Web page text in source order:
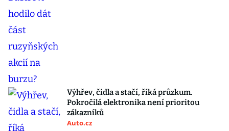
Výhřev, čidla a stačí, říká průzkum.
Pokročilá elektronika není prioritou
zákazníků
Auto.cz